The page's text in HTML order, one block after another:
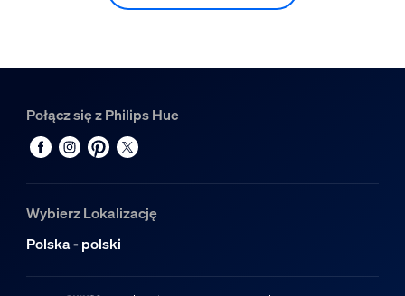
Połącz się z Philips Hue
Wybierz Lokalizację
Polska - polski